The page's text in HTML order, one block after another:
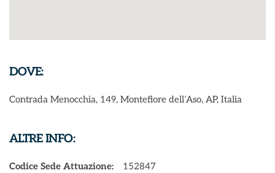
DOVE:
Contrada Menocchia, 149, Montefiore dell’Aso, AP, Italia
ALTRE INFO:
Codice Sede Attuazione:
152847